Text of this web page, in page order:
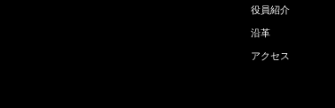
役員紹介
沿革
アクセス